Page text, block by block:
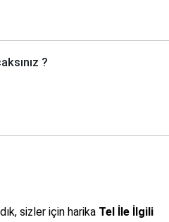
?
sizler için harika Tel İle İlgili